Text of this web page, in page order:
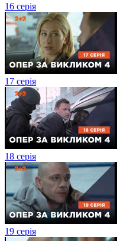
16 серія
17 серія
18 серія
19 серія